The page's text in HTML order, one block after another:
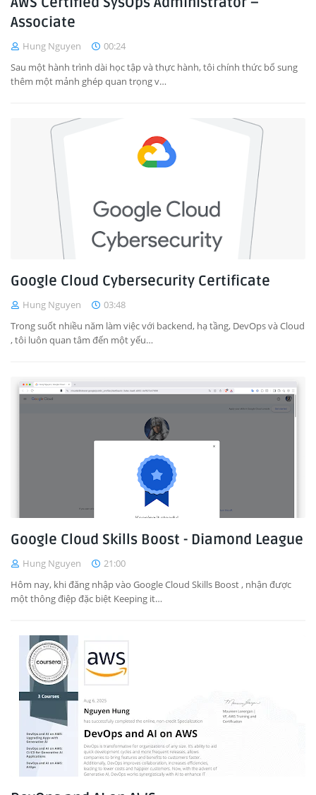
Associate
Hung Nguyen
00:24
Sau một hành trình dài học tập và thực hành, tôi chính thức bổ sung
thêm một mảnh ghép quan trọng v…
Google Cloud Cybersecurity Certificate
Hung Nguyen
03:48
Trong suốt nhiều năm làm việc với backend, hạ tầng, DevOps và Cloud
, tôi luôn quan tâm đến một yếu…
Google Cloud Skills Boost - Diamond League
Hung Nguyen
21:00
Hôm nay, khi đăng nhập vào Google Cloud Skills Boost , nhận được
một thông điệp đặc biệt Keeping it…